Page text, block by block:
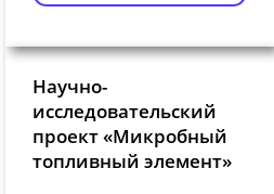
Научно-
исследовательский
проект «Микробный
топливный элемент»